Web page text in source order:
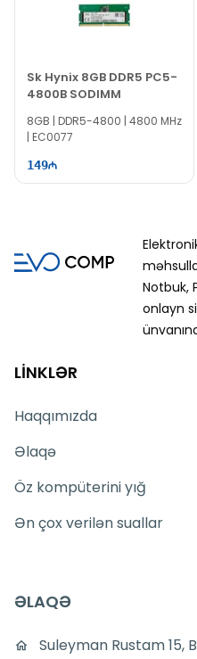
Sk Hynix 8GB DDR5 PC5-
4800B SODIMM
8GB | DDR5-4800 | 4800 MHz
| EC0077
149
Notbuk,
onlayn
LİNKLƏR
Haqqımızda
Əlaqə
Öz kompüterini yığ
Ən çox verilən suallar
ƏLAQƏ
Suleyman Rustam 15,